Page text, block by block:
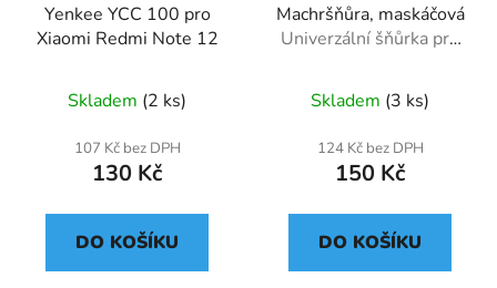
Yenkee YCC 100 pro
Xiaomi Redmi Note 12
Skladem (2 ks)
107 Kč bez DPH
130 Kč
DO KOŠÍKU
Machršňůra, maskáčová
Univerzální šňůrka pro
Skladem (3 ks)
124 Kč bez DPH
150 Kč
DO KOŠÍKU